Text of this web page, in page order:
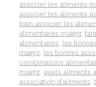
associer les aliments
associer les aliments
bien associer les
alimentaires maigrir,
alimentaires, les
maigrir, les bonnes
combinaisons
maigrir, quels aliments
association d'aliments,